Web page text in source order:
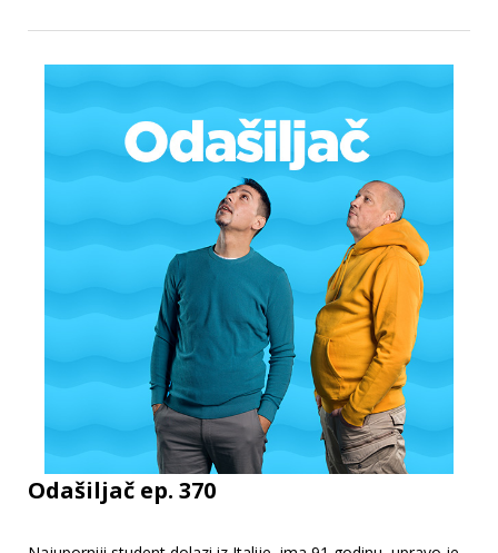
Odašiljač ep. 370